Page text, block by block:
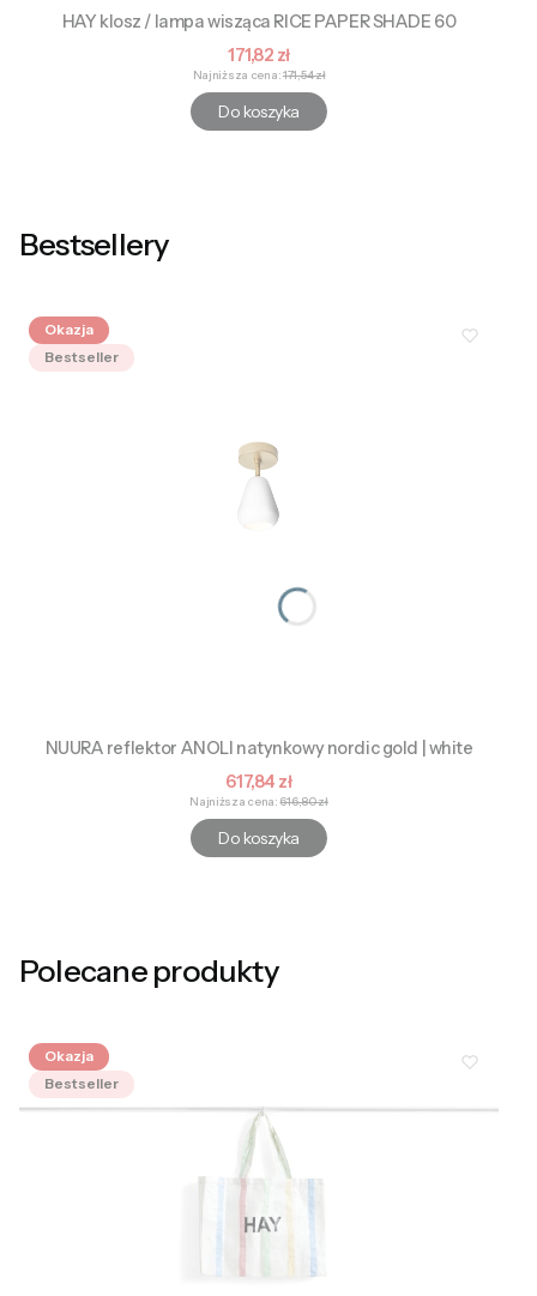
HAY klosz / lampa wisząca RICE PAPER SHADE 60
Cena promocyjna
171,82 zł
Najniższa cena:171,54 zł
Do koszyka
Bestsellery
Okazja
Bestseller
NUURA reflektor ANOLI natynkowy nordic gold | white
Cena promocyjna
617,84 zł
Najniższa cena: 616,80 zł
Do koszyka
Polecane produkty
Okazja
Bestseller